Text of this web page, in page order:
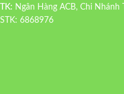
TK: Ngân Hàng ACB, Chi
STK: 6868976